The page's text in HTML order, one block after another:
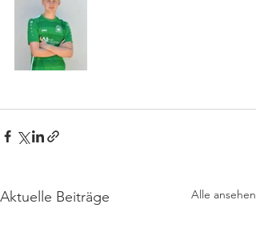
Aktuelle Beiträge Alle ansehen